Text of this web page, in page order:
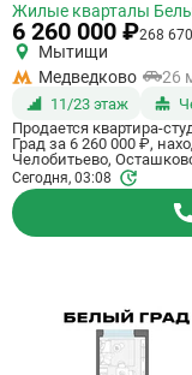
квартиру
Жилые кварталы
6 260 000 ₽268
Мытищи
Медведково
26
11/23 этаж
Продается квартира-
Град за 6 260 000 ₽,
Челобитьево,
Квартира сдается в 3
минутах на машине от
площадь квартиры -
СтройкиРУ 759047,
Сегодня, 03:08